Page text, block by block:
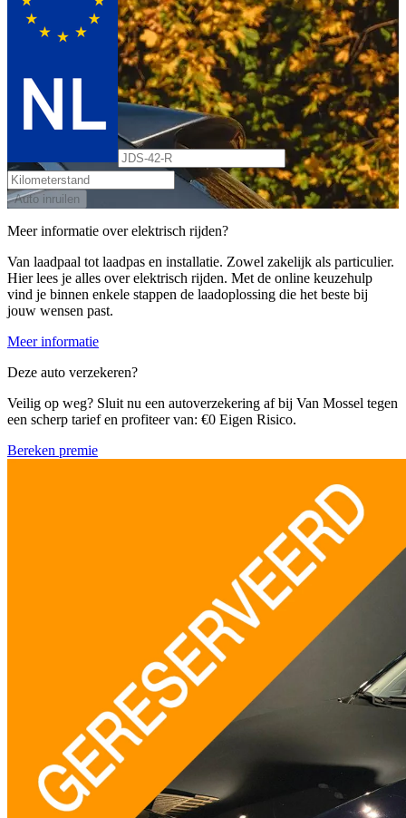
Auto inruilen
Meer informatie over elektrisch rijden?
Van laadpaal tot laadpas en installatie. Zowel zakelijk als particulier.
Hier lees je alles over elektrisch rijden. Met de online keuzehulp
vind je binnen enkele stappen de laadoplossing die het beste bij
jouw wensen past.
Meer informatie
Deze auto verzekeren?
Veilig op weg? Sluit nu een autoverzekering af bij Van Mossel tegen
een scherp tarief en profiteer van: €0 Eigen Risico.
Bereken premie